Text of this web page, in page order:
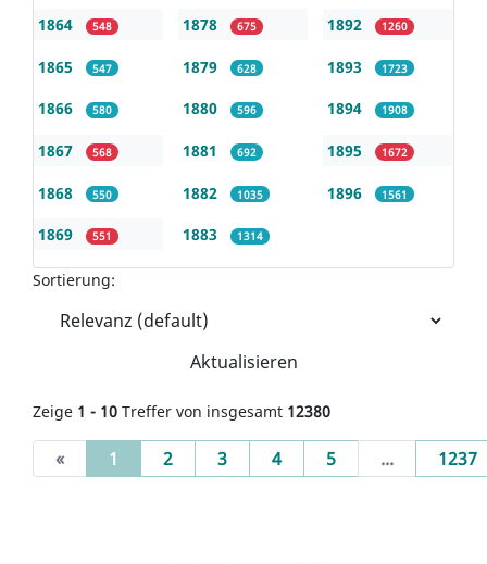
1864 548
1865 547
1866 580
1867 568
1868 550
1869 551
1878 675
1879 628
1880 596
1881 692
1882 1035
1883 1314
1892 1260
1893 1723
1894 1908
1895 1672
1896 1561
Sortierung:
Aktualisieren
Zeige 1 - 10 Treffer von insgesamt 12380
« 1 (current)
2 3 4 5 ... 1237